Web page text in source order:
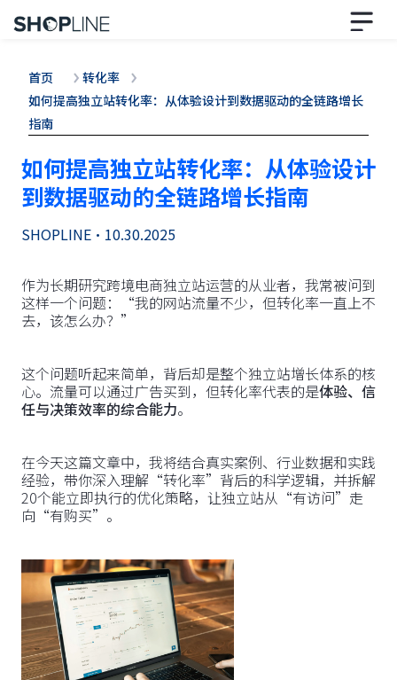
首页
转化率
如何提高独立站转化率：从体验设计到数据驱动的全链路增长
指南
如何提高独立站转化率：从体验设计
到数据驱动的全链路增长指南
SHOPLINE • 10.30.2025
作为长期研究跨境电商独立站运营的从业者，我常被问到
这样一个问题：“我的网站流量不少，但转化率一直上不
去，该怎么办？”
这个问题听起来简单，背后却是整个独立站增长体系的核
心。流量可以通过广告买到，但转化率代表的是体验、信
任与决策效率的综合能力。
在今天这篇文章中，我将结合真实案例、行业数据和实践
经验，带你深入理解“转化率”背后的科学逻辑，并拆解
20个能立即执行的优化策略，让独立站从“有访问”走
向“有购买”。